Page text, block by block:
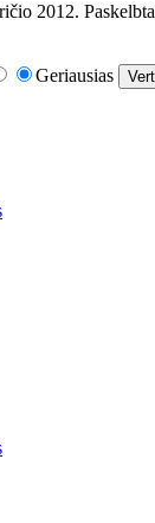
2012. Paskelbta
Geriausias